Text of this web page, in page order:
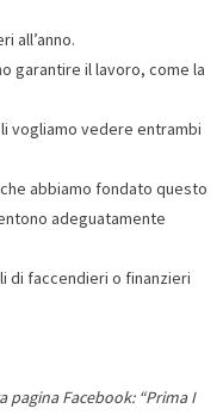
all’anno.
garantire il lavoro, come la
vogliamo vedere entrambi
abbiamo fondato questo
adeguatamente
di faccendieri o finanzieri
Facebook: “Prima I